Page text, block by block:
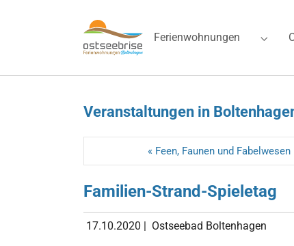
Ferienwohnungen
Veranstaltungen in
« Feen, Faunen und Fabelwesen
Familien-Strand-Spieletag
17.10.2020 | Ostseebad Boltenhagen